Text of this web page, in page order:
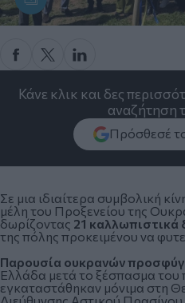
Κάνε κλικ και δες
αναζήτηση
Πρόσθεσέ
Σε μια ιδιαίτερα συμβολική
μέλη του Προξενείου της
δωρίζοντας 21 καλλωπιστικά
της πόλης προκειμένου να
Παρουσία ουκρανών
Ελλάδα μετά το ξέσπασμα του
εγκαταστάθηκαν μόνιμα στη